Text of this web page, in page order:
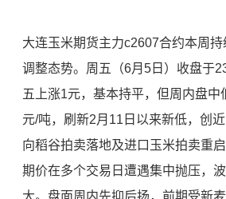
大连玉米期货主力c2607合约本周
调整态势。周五（6月5日）收盘于
五上涨1元，基本持平，但周内盘中
元/吨，刷新2月11日以来新低，创
向稻谷拍卖落地及进口玉米拍卖重
期价在多个交易日遭遇集中抛压，
大。盘面周内先抑后扬，前期受新